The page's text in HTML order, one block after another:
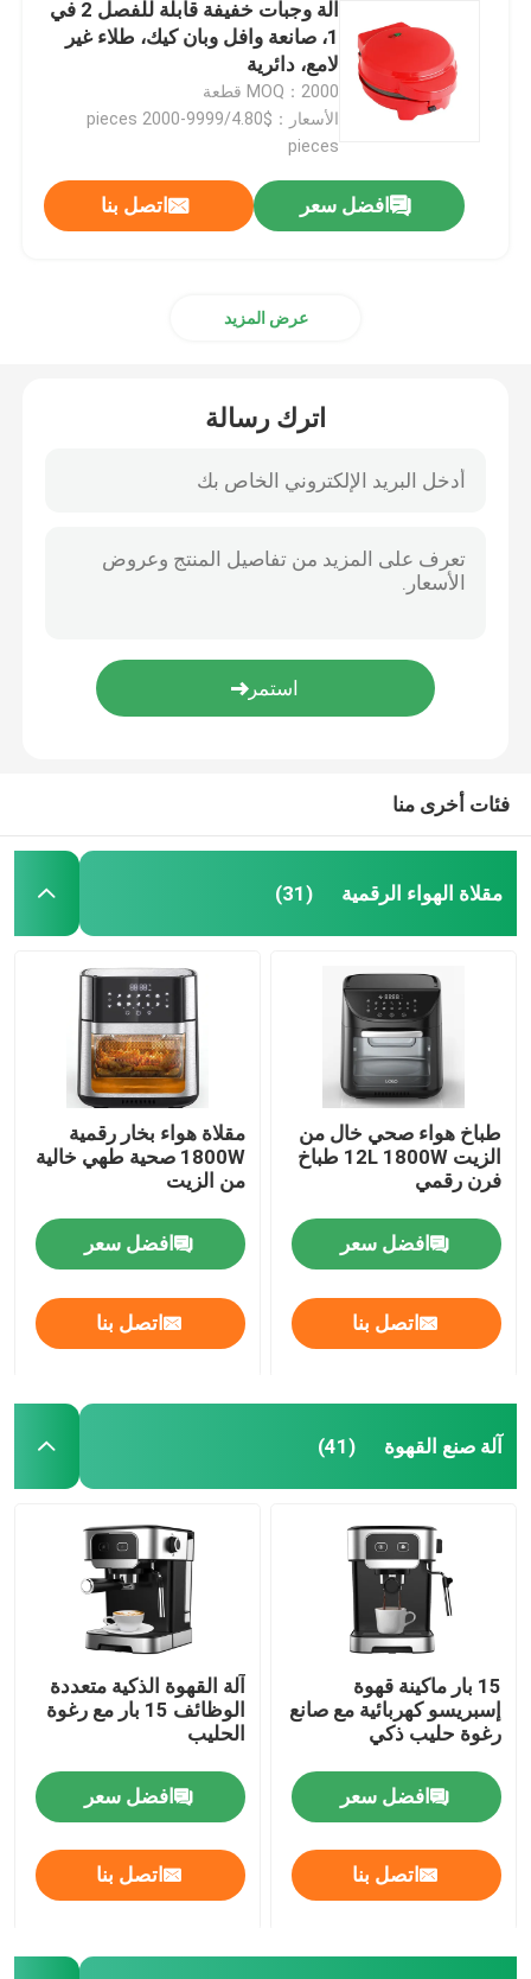
آلة صنع القهوة
أفران المقليات الهوائية
مقلاة هوائية مزدوجة
الشواية الكهربائية للصحافة
طنجرة بخارية
مصفف الخلاط
المراوح الكهربائية المنزلية
منتجات العناية الشخصية للرجال
مكواة ملابس
آلة وجبات خفيفة قابلة للفصل 2 في
1، صانعة وافل وبان كيك، طلاء غير
لامع، دائرية
MOQ：2000 قطعة
الأسعار：$4.80/pieces 2000-9999
pieces
افضل سعر اتصل بنا
عرض المزيد
اترك رسالة
فئات أخرى منا
مقلاة الهواء الرقمية (31)
طباخ هواء صحي خال من
الزيت 12L 1800W طباخ
فرن رقمي
افضل سعر
اتصل بنا
مقلاة هواء بخار رقمية
1800W صحية طهي خالية
من الزيت
افضل سعر
اتصل بنا
آلة صنع القهوة (41)
15 بار ماكينة قهوة
إسبريسو كهربائية مع صانع
رغوة حليب ذكي
افضل سعر
اتصل بنا
آلة القهوة الذكية متعددة
الوظائف 15 بار مع رغوة
الحليب
افضل سعر
اتصل بنا